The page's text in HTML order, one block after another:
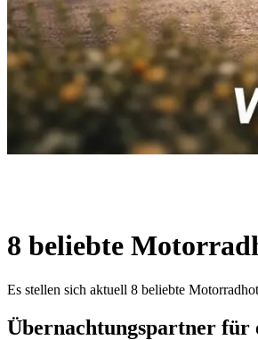
8 beliebte
Es stellen sich aktuell 8 beliebte
Übernachtungspartner